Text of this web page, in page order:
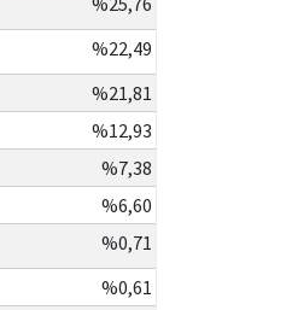
%22,49
%21,81
%12,93
%7,38
%6,60
%0,71
%0,61